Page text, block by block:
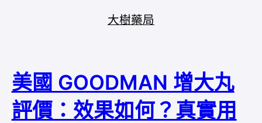
大樹藥局
美國 GOODMAN 增大丸
評價：效果如何？真實用